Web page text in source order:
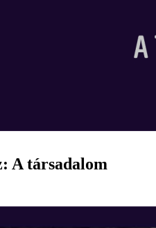
A társadalom